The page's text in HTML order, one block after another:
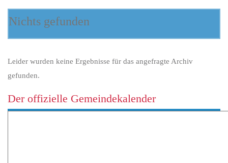
Nichts gefunden
Leider wurden keine Ergebnisse für das angefragte Archiv
gefunden.
Der offizielle Gemeindekalender